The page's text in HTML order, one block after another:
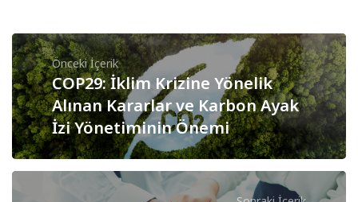
Önceki İçerik
COP29: İklim Krizine Yönelik
Alınan Kararlar ve Karbon Ayak
İzi Yönetiminin Önemi